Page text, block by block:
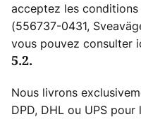
acceptez les conditions
(556737-0431,
vous pouvez consulter
5.2.
Nous livrons
DPD, DHL ou UPS